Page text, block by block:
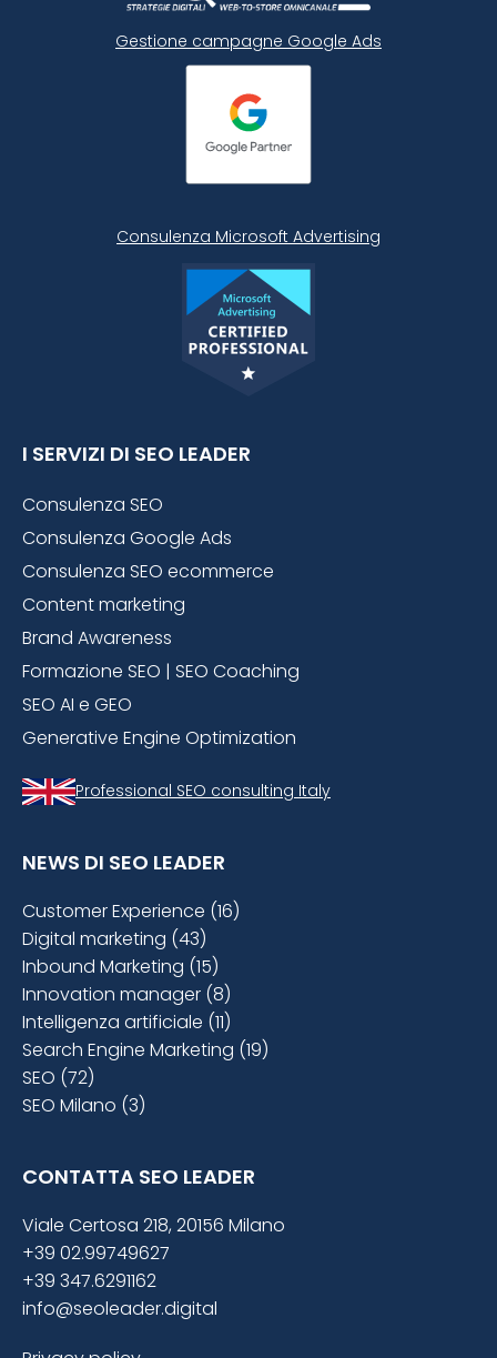
Gestione campagne Google Ads
Consulenza Microsoft Advertising
I SERVIZI DI SEO LEADER
Consulenza SEO
Consulenza Google Ads
Consulenza SEO ecommerce
Content marketing
Brand Awareness
Formazione SEO | SEO Coaching
SEO AI e GEO
Generative Engine Optimization
Professional SEO consulting Italy
NEWS DI SEO LEADER
Customer Experience (16)
Digital marketing (43)
Inbound Marketing (15)
Innovation manager (8)
Intelligenza artificiale (11)
Search Engine Marketing (19)
SEO (72)
SEO Milano (3)
CONTATTA SEO LEADER
Viale Certosa 218, 20156 Milano
+39 02.99749627
+39 347.6291162
info@seoleader.digital